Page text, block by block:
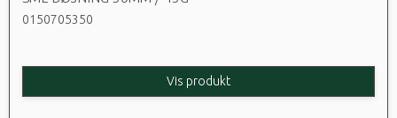
0150705350
Vis produkt